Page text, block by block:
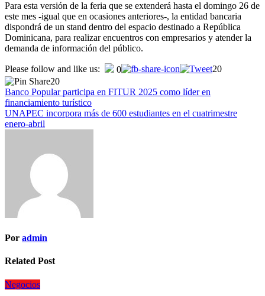
Para esta versión de la feria que se extenderá hasta el domingo 26 de
este mes -igual que en ocasiones anteriores-, la entidad bancaria
dispondrá de un stand dentro del espacio destinado a República
Dominicana, para realizar encuentros con empresarios y atender la
demanda de información del público.
Please follow and like us: 0
20
20
Navegación
de
entradas
Banco Popular participa en FITUR 2025 como líder en
financiamiento turístico
UNAPEC incorpora más de 600 estudiantes en el cuatrimestre
enero-abril
Por admin
Related Post
Negocios